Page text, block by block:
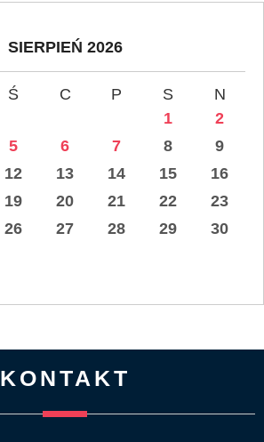
SIERPIEŃ 2026
Ś C P S
N
1
2
5 6 7 8
9
12 13 14 15
16
19 20 21 22
23
26 27 28 29
30
KONTAKT